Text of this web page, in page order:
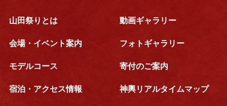
山田祭りとは
会場・イベント案内
モデルコース
宿泊・アクセス情報
動画ギャラリー
フォトギャラリー
寄付のご案内
神輿リアルタイムマップ